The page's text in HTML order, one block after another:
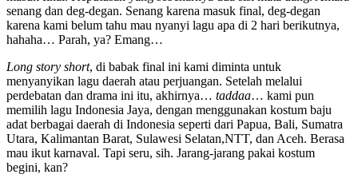
senang dan deg-degan. Senang karena masuk final, deg-degan
karena kami belum tahu mau nyanyi lagu apa di 2 hari berikutnya,
hahaha… Parah, ya? Emang…
Long story short, di babak final ini kami diminta untuk
menyanyikan lagu daerah atau perjuangan. Setelah melalui
perdebatan dan drama ini itu, akhirnya… taddaa… kami pun
memilih lagu Indonesia Jaya, dengan menggunakan kostum baju
adat berbagai daerah di Indonesia seperti dari Papua, Bali, Sumatra
Utara, Kalimantan Barat, Sulawesi Selatan,NTT, dan Aceh. Berasa
mau ikut karnaval. Tapi seru, sih. Jarang-jarang pakai kostum
begini, kan?